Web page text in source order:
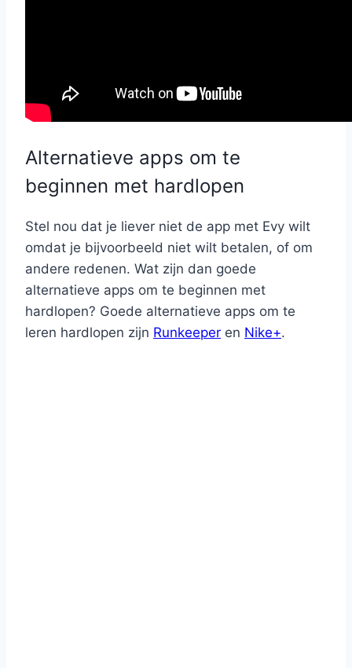
Alternatieve apps om te
beginnen met hardlopen
Stel nou dat je liever niet de app met Evy wilt
omdat je bijvoorbeeld niet wilt betalen, of om
andere redenen. Wat zijn dan goede
alternatieve apps om te beginnen met
hardlopen? Goede alternatieve apps om te
leren hardlopen zijn Runkeeper en Nike+.